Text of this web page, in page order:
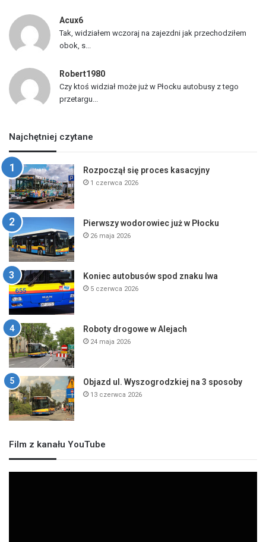
Acux6
Tak, widziałem wczoraj na zajezdni jak przechodziłem
obok, s...
Robert1980
Czy ktoś widział może już w Płocku autobusy z tego
przetargu...
Najchętniej czytane
Rozpoczął się proces kasacyjny
1 czerwca 2026
Pierwszy wodorowiec już w Płocku
26 maja 2026
Koniec autobusów spod znaku lwa
5 czerwca 2026
Roboty drogowe w Alejach
24 maja 2026
Objazd ul. Wyszogrodzkiej na 3 sposoby
13 czerwca 2026
Film z kanału YouTube